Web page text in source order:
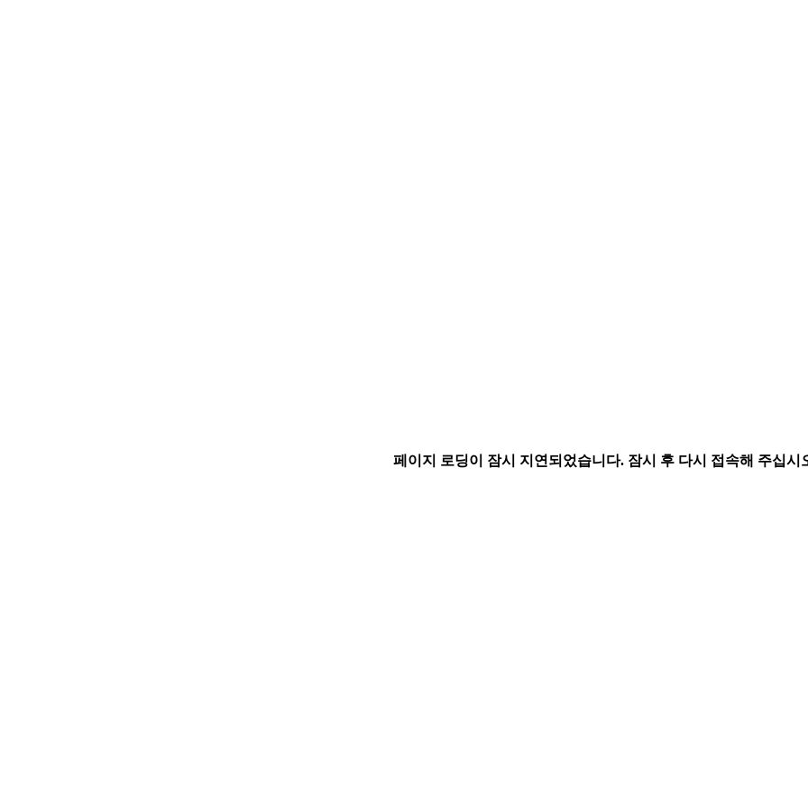
페이지 로딩이 잠시 지연되었습니다. 잠시 후 다시 접속해 주십시